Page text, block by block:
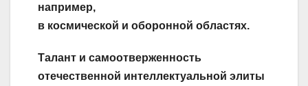
например,
в космической и оборонной областях.
Талант и самоотверженность
отечественной интеллектуальной элиты